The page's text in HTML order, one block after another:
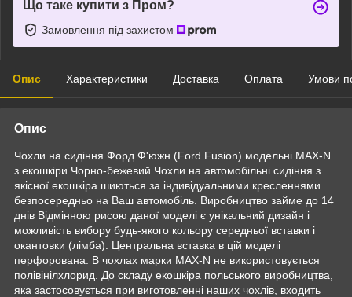
Що таке купити з Пром?
Замовлення під захистом
Опис Характеристики Доставка Оплата Умови
Опис
Чохли на сидіння Форд Ф'южн (Ford Fusion) модельні MAX-N
з екошкіри Чорно-бежевий Чохли на автомобільні сидіння з
якісної екошкіра шиються за індивідуальними кресленнями
безпосередньо на Ваш автомобіль. Виробництво займе до 14
днів Відмінною рисою даної моделі є унікальний дизайн і
можливість вибору будь-якого кольору середньої вставки і
окантовки (лімба). Центральна вставка в цій моделі
перфорована. В чохлах марки MAX-N не використовується
полівінілхлорид. До складу екошкіра польського виробництва,
яка застосовується при виготовленні наших чохлів, входить